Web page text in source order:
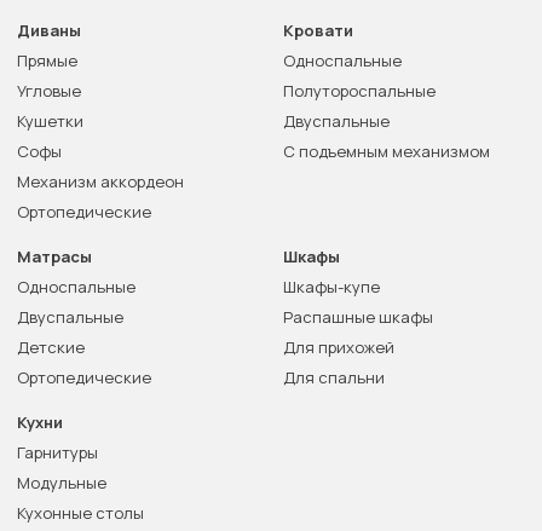
Диваны
Прямые
Угловые
Кушетки
Софы
Механизм аккордеон
Ортопедические
Кровати
Односпальные
Полутороспальные
Двуспальные
С подъемным механизмом
Матрасы
Односпальные
Двуспальные
Детские
Ортопедические
Шкафы
Шкафы-купе
Распашные шкафы
Для прихожей
Для спальни
Кухни
Гарнитуры
Модульные
Кухонные столы